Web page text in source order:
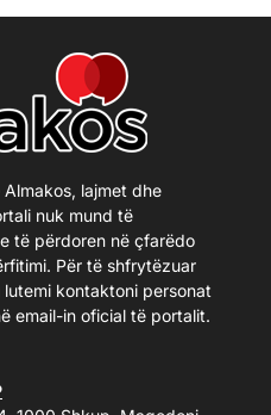
lajmet dhe
nuk mund të
të përdoren në çfarëdo
Për të shfrytëzuar
kontaktoni personat
email-in oficial të portalit.